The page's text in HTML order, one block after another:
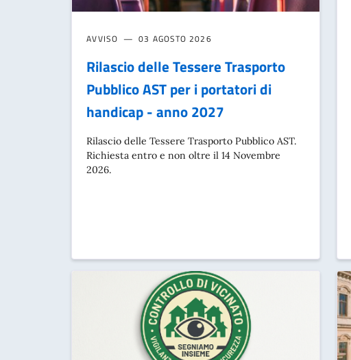
AVVISO 03 AGOSTO 2026
Rilascio delle Tessere Trasporto
Pubblico AST per i portatori di
handicap - anno 2027
Rilascio delle Tessere Trasporto Pubblico AST.
Richiesta entro e non oltre il 14 Novembre
2026.